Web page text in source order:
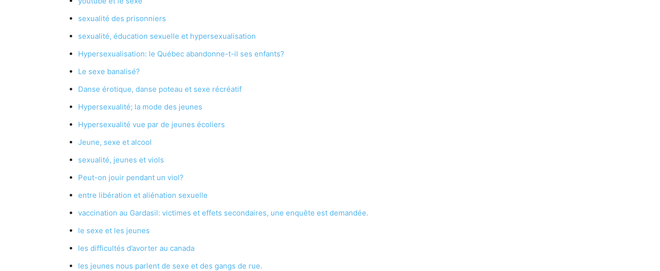
sexualité des prisonniers
sexualité, éducation sexuelle et hypersexualisation
Hypersexualisation: le Québec abandonne-t-il ses enfants?
Le sexe banalisé?
Danse érotique, danse poteau et sexe récréatif
Hypersexualité; la mode des jeunes
Hypersexualité vue par de jeunes écoliers
Jeune, sexe et alcool
sexualité, jeunes et viols
Peut-on jouir pendant un viol?
entre libération et aliénation sexuelle
vaccination au Gardasil: victimes et effets secondaires, une enquête est demandée.
le sexe et les jeunes
les difficultés d’avorter au canada
les jeunes nous parlent de sexe et des gangs de rue.